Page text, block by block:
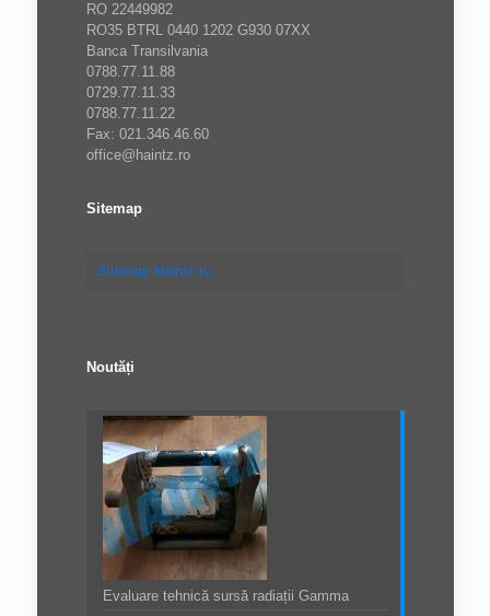
RO 22449982
RO35 BTRL 0440 1202 G930 07XX
Banca Transilvania
0788.77.11.88
0729.77.11.33
0788.77.11.22
Fax: 021.346.46.60
office@haintz.ro
Sitemap
Sitemap Haintz.ro
Noutăți
Evaluare tehnică sursă radiații Gamma